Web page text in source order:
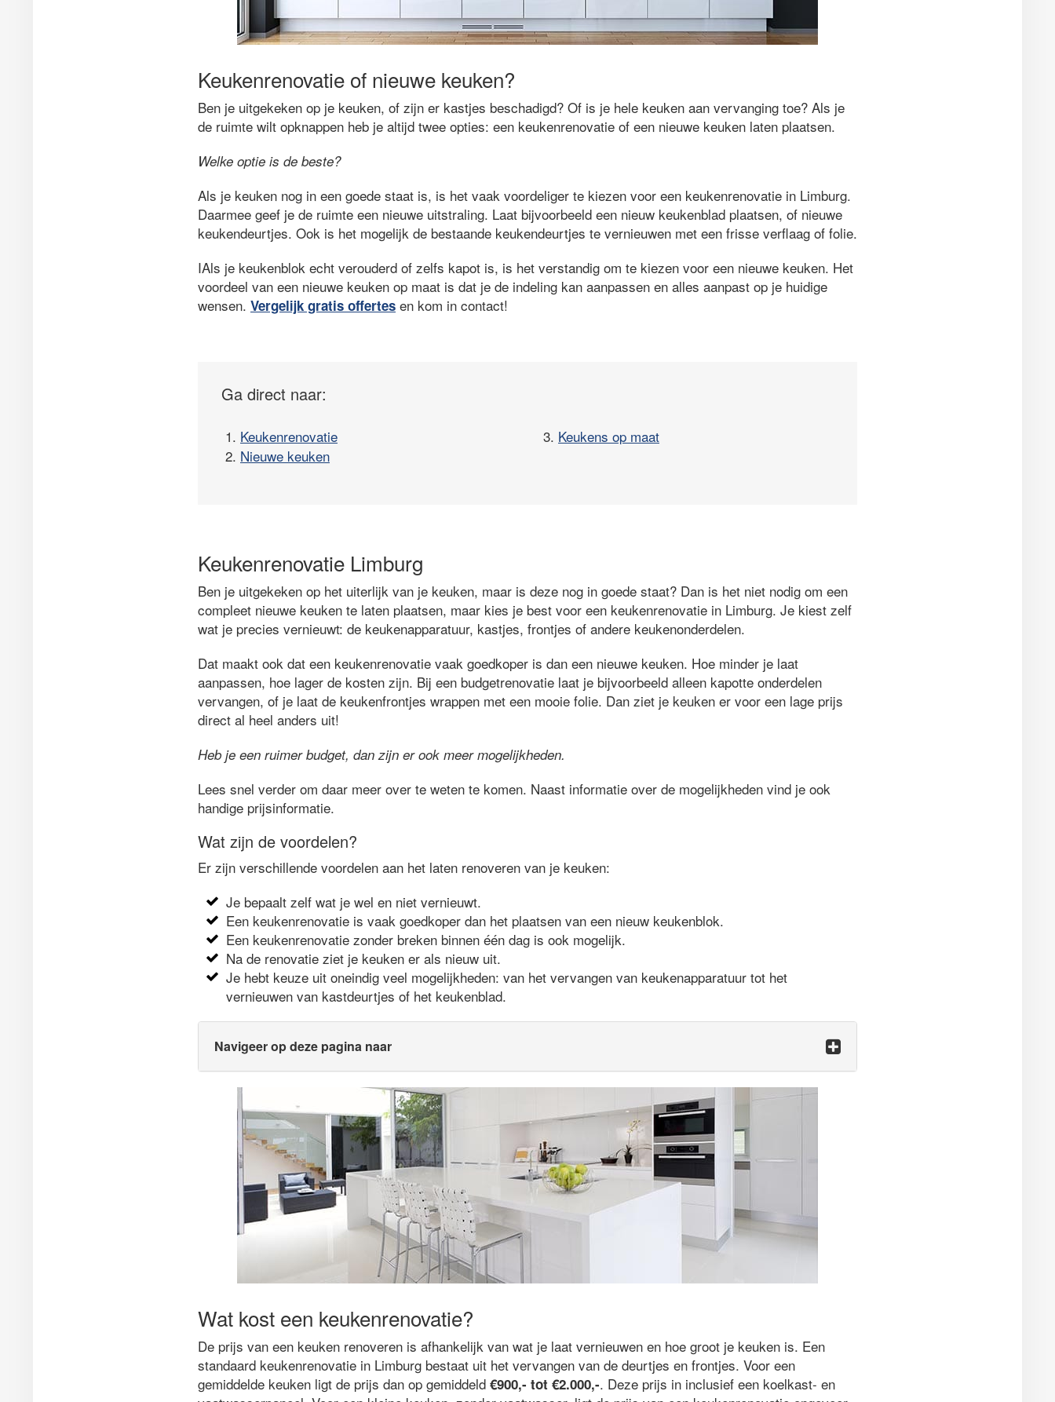
Keukenrenovatie of nieuwe keuken?
Ben je uitgekeken op je keuken, of zijn er kastjes beschadigd? Of is je hele keuken aan vervanging toe? Als je
de ruimte wilt opknappen heb je altijd twee opties: een keukenrenovatie of een nieuwe keuken laten plaatsen.
Welke optie is de beste?
Als je keuken nog in een goede staat is, is het vaak voordeliger te kiezen voor een keukenrenovatie in Limburg.
Daarmee geef je de ruimte een nieuwe uitstraling. Laat bijvoorbeeld een nieuw keukenblad plaatsen, of nieuwe
keukendeurtjes. Ook is het mogelijk de bestaande keukendeurtjes te vernieuwen met een frisse verflaag of folie.
IAls je keukenblok echt verouderd of zelfs kapot is, is het verstandig om te kiezen voor een nieuwe keuken. Het
voordeel van een nieuwe keuken op maat is dat je de indeling kan aanpassen en alles aanpast op je huidige
wensen. Vergelijk gratis offertes en kom in contact!
Ga direct naar:
1. Keukenrenovatie
2. Nieuwe keuken
3. Keukens op maat
Keukenrenovatie Limburg
Ben je uitgekeken op het uiterlijk van je keuken, maar is deze nog in goede staat? Dan is het niet nodig om een
compleet nieuwe keuken te laten plaatsen, maar kies je best voor een keukenrenovatie in Limburg. Je kiest zelf
wat je precies vernieuwt: de keukenapparatuur, kastjes, frontjes of andere keukenonderdelen.
Dat maakt ook dat een keukenrenovatie vaak goedkoper is dan een nieuwe keuken. Hoe minder je laat
aanpassen, hoe lager de kosten zijn. Bij een budgetrenovatie laat je bijvoorbeeld alleen kapotte onderdelen
vervangen, of je laat de keukenfrontjes wrappen met een mooie folie. Dan ziet je keuken er voor een lage prijs
direct al heel anders uit!
Heb je een ruimer budget, dan zijn er ook meer mogelijkheden.
Lees snel verder om daar meer over te weten te komen. Naast informatie over de mogelijkheden vind je ook
handige prijsinformatie.
Wat zijn de voordelen?
Er zijn verschillende voordelen aan het laten renoveren van je keuken:
Je bepaalt zelf wat je wel en niet vernieuwt.
Een keukenrenovatie is vaak goedkoper dan het plaatsen van een nieuw keukenblok.
Een keukenrenovatie zonder breken binnen één dag is ook mogelijk.
Na de renovatie ziet je keuken er als nieuw uit.
Je hebt keuze uit oneindig veel mogelijkheden: van het vervangen van keukenapparatuur tot het
vernieuwen van kastdeurtjes of het keukenblad.
Navigeer op deze pagina naar
Wat kost een keukenrenovatie?
De prijs van een keuken renoveren is afhankelijk van wat je laat vernieuwen en hoe groot je keuken is. Een
standaard keukenrenovatie in Limburg bestaat uit het vervangen van de deurtjes en frontjes. Voor een
gemiddelde keuken ligt de prijs dan op gemiddeld €900,- tot €2.000,-. Deze prijs in inclusief een koelkast- en